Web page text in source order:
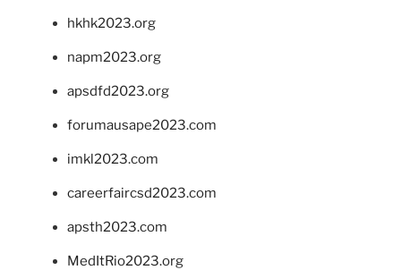
hkhk2023.org
napm2023.org
apsdfd2023.org
forumausape2023.com
imkl2023.com
careerfaircsd2023.com
apsth2023.com
MedItRio2023.org